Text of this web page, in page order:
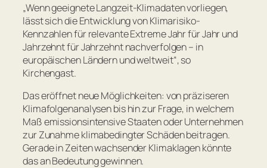
„Wenn geeignete Langzeit-Klimadaten vorliegen,
lässt sich die Entwicklung von Klimarisiko-
Kennzahlen für relevante Extreme Jahr für Jahr und
Jahrzehnt für Jahrzehnt nachverfolgen – in
europäischen Ländern und weltweit“, so
Kirchengast.
Das eröffnet neue Möglichkeiten: von präziseren
Klimafolgenanalysen bis hin zur Frage, in welchem
Maß emissionsintensive Staaten oder Unternehmen
zur Zunahme klimabedingter Schäden beitragen.
Gerade in Zeiten wachsender Klimaklagen könnte
das an Bedeutung gewinnen.